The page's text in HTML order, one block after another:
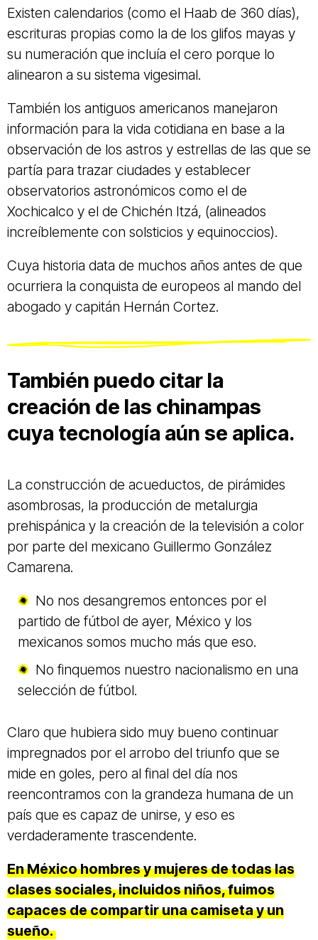
Existen calendarios (como el Haab de 360 días),
escrituras propias como la de los glifos mayas y
su numeración que incluía el cero porque lo
alinearon a su sistema vigesimal.
También los antiguos americanos manejaron
información para la vida cotidiana en base a la
observación de los astros y estrellas de las que se
partía para trazar ciudades y establecer
observatorios astronómicos como el de
Xochicalco y el de Chichén Itzá, (alineados
increíblemente con solsticios y equinoccios).
Cuya historia data de muchos años antes de que
ocurriera la conquista de europeos al mando del
abogado y capitán Hernán Cortez.
También puedo citar la
creación de las chinampas
cuya tecnología aún se aplica.
La construcción de acueductos, de pirámides
asombrosas, la producción de metalurgia
prehispánica y la creación de la televisión a color
por parte del mexicano Guillermo González
Camarena.
No nos desangremos entonces por el
partido de fútbol de ayer, México y los
mexicanos somos mucho más que eso.
No finquemos nuestro nacionalismo en una
selección de fútbol.
Claro que hubiera sido muy bueno continuar
impregnados por el arrobo del triunfo que se
mide en goles, pero al final del día nos
reencontramos con la grandeza humana de un
país que es capaz de unirse, y eso es
verdaderamente trascendente.
En México hombres y mujeres de todas las
clases sociales, incluidos niños, fuimos
capaces de compartir una camiseta y un
sueño.